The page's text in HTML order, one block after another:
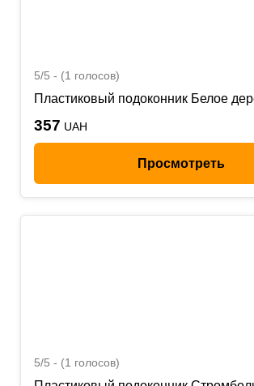
5/5 - (1 голосов)
Пластиковый подоконник Белое
357 UAH
Просмотреть
5/5 - (1 голосов)